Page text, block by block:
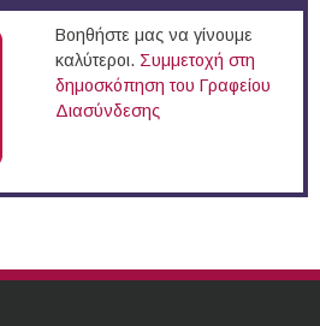
Βοηθήστε μας να γίνουμε
καλύτεροι. Συμμετοχή στη
δημοσκόπηση του Γραφείου
Διασύνδεσης